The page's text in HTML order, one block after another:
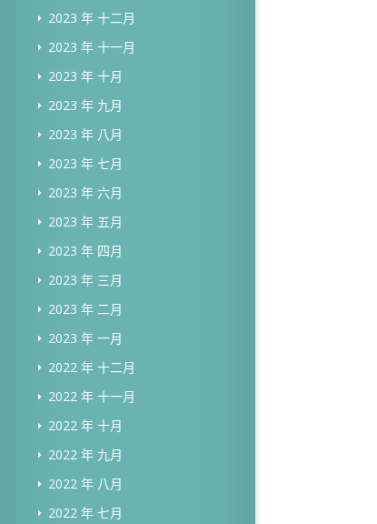
2023 年 十二月
2023 年 十一月
2023 年 十月
2023 年 九月
2023 年 八月
2023 年 七月
2023 年 六月
2023 年 五月
2023 年 四月
2023 年 三月
2023 年 二月
2023 年 一月
2022 年 十二月
2022 年 十一月
2022 年 十月
2022 年 九月
2022 年 八月
2022 年 七月